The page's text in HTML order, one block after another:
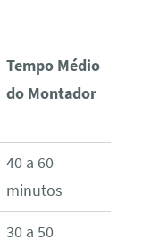
Tempo Médio
do Montador
40 a 60
minutos
30 a 50